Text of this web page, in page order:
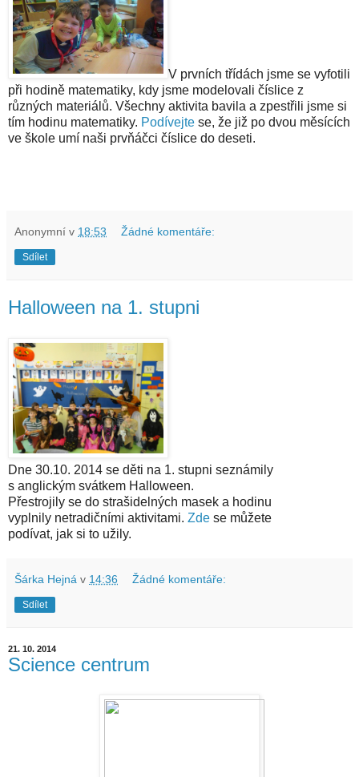
V prvních třídách jsme se vyfotili
při hodině matematiky, kdy jsme modelovali číslice z
různých materiálů. Všechny aktivita bavila a zpestřili jsme si
tím hodinu matematiky. Podívejte se, že již po dvou měsících
ve škole umí naši prvňáčci číslice do deseti.
Anonymní v 18:53 Žádné komentáře:
Sdílet
Halloween na 1. stupni
Dne 30.10. 2014 se děti na 1. stupni seznámily
s anglickým svátkem Halloween.
Přestrojily se do strašidelných masek a hodinu
vyplnily netradičními aktivitami. Zde se můžete
podívat, jak si to užily.
Šárka Hejná v 14:36 Žádné komentáře:
Sdílet
21. 10. 2014
Science centrum